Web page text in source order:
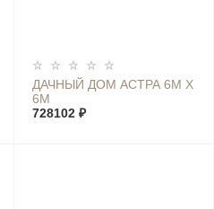
ДАЧНЫЙ ДОМ АСТРА 6М Х
6М
728102 ₽